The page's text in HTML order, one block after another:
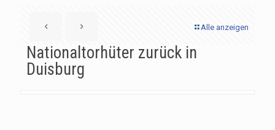
Alle anzeigen
Nationaltorhüter zurück in
Duisburg